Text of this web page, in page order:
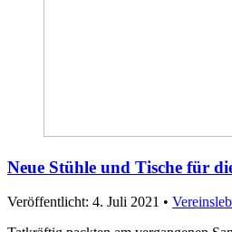
Neue Stühle und Tische für
Veröffentlicht: 4. Juli 2021 •